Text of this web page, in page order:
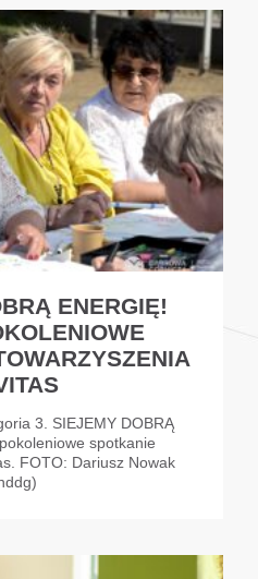
ENERGIĘ!
3. SIEJEMY DOBRĄ
spotkanie
FOTO: Dariusz Nowak